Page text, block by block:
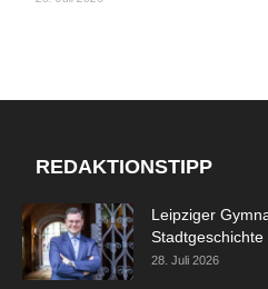
REDAKTIONSTIPP
Leipziger
Stadtgeschichte
28. Juli 2026